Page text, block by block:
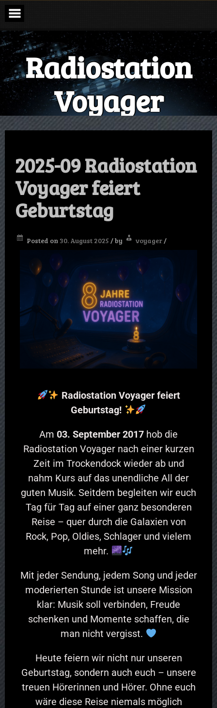
Radiostation
Voyager
The Sound of the Galaxy
2025-09 Radiostation
Voyager feiert
Geburtstag
Posted on 30. August 2025 /by voyager /
Radiostation Voyager feiert
Geburtstag!
Am 03. September 2017 hob die
Radiostation Voyager nach einer kurzen
Zeit im Trockendock wieder ab und
nahm Kurs auf das unendliche All der
guten Musik. Seitdem begleiten wir euch
Tag für Tag auf einer ganz besonderen
Reise – quer durch die Galaxien von
Rock, Pop, Oldies, Schlager und vielem
mehr.
Mit jeder Sendung, jedem Song und jeder
moderierten Stunde ist unsere Mission
klar: Musik soll verbinden, Freude
schenken und Momente schaffen, die
man nicht vergisst.
Heute feiern wir nicht nur unseren
Geburtstag, sondern auch euch – unsere
treuen Hörerinnen und Hörer. Ohne euch
wäre diese Reise niemals möglich